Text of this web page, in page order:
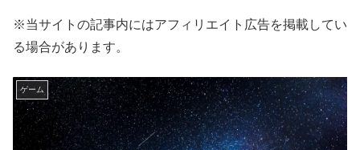
※当サイトの記事内にはアフィリエイト広告を掲載してい
る場合があります。
ゲーム